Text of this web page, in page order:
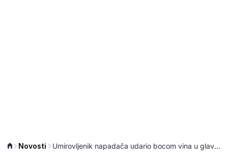
Novosti Umirovljenik napadača udario bocom vina u glavu: Sud ga oslobodio krivnje